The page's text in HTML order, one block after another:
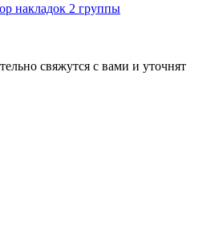
накладок 2 группы
свяжутся с вами и уточнят